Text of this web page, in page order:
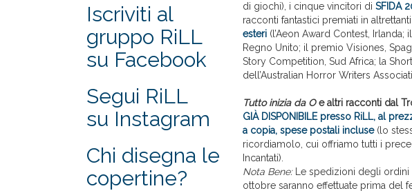
di giochi), i cinque vincitori di SFIDA
racconti fantastici premiati in altrettanti
esteri (l’Aeon Award Contest, Irlanda;
Regno Unito; il premio Visiones,
Story Competition, Sud Africa; la
dell’Australian Horror Writers
Tutto inizia da Oe altri racconti dal
GIÀ DISPONIBILE presso RiLL, al
a copia, spese postali incluse(lo
ricordiamolo, cui offriamo tutti i
Incantati).
Nota Bene:Le spedizioni degli ordini
ottobre saranno effettuate prima del
Iscriviti al
gruppo RiLL
su Facebook
Segui RiLL
su Instagram
Chi disegna le
copertine?